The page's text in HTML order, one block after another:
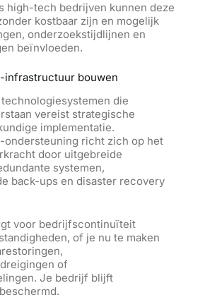
high-tech bedrijven kunnen deze
kostbaar zijn en mogelijk
onderzoekstijdlijnen en
beïnvloeden.
infrastructuur bouwen
die
vereist strategische
implementatie.
ondersteuning richt zich op het
door uitgebreide
systemen,
back-ups en disaster recovery
voor bedrijfscontinuïteit
of je nu te maken
of
Je bedrijf blijft